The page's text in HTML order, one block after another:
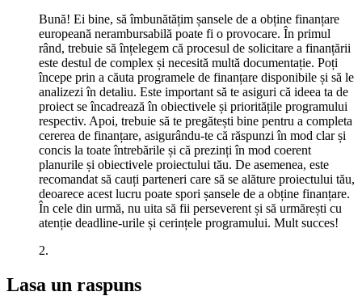
Bună! Ei bine, să îmbunătățim șansele de a obține finanțare
europeană nerambursabilă poate fi o provocare. În primul
rând, trebuie să înțelegem că procesul de solicitare a finanțării
este destul de complex și necesită multă documentație. Poți
începe prin a căuta programele de finanțare disponibile și să le
analizezi în detaliu. Este important să te asiguri că ideea ta de
proiect se încadrează în obiectivele și prioritățile programului
respectiv. Apoi, trebuie să te pregătești bine pentru a completa
cererea de finanțare, asigurându-te că răspunzi în mod clar și
concis la toate întrebările și că prezinți în mod coerent
planurile și obiectivele proiectului tău. De asemenea, este
recomandat să cauți parteneri care să se alăture proiectului tău,
deoarece acest lucru poate spori șansele de a obține finanțare.
În cele din urmă, nu uita să fii perseverent și să urmărești cu
atenție deadline-urile și cerințele programului. Mult succes!
2.
Lasa un raspuns